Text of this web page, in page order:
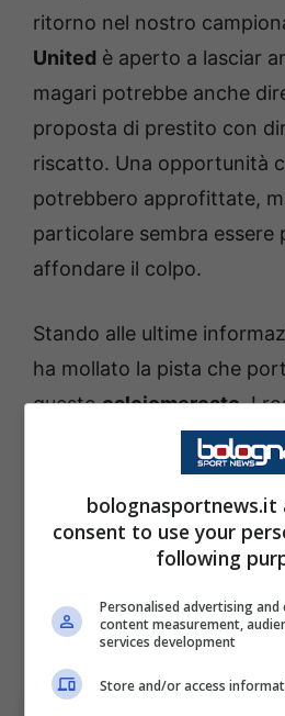
ritorno nel nostro
United è aperto a lasciar
magari potrebbe anche
proposta di prestito con
riscatto. Una opportunità
potrebbero approfittate,
particolare sembra essere
affondare il colpo.
Stando alle ultime
ha mollato la pista che
questocalciomercato. I
ricerca di una punta.Il
resta quello di Vlahovic,
serbo è molto complicata.
escludere, quindi, che si
calciatori che piacciono
bolognasportnews.it
consent to use your
following
Personalised advertising
content measurement,
services development
Store and/or access